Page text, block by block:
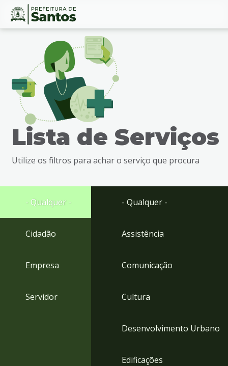
Ir
busca
Ir
rodapé
Conteúdo
Lista de Serviços
Utilize os filtros para achar o serviço que procura
- Qualquer -
Cidadão
Empresa
Servidor
- Qualquer -
Assistência
Comunicação
Cultura
Desenvolvimento Urbano
Edificações